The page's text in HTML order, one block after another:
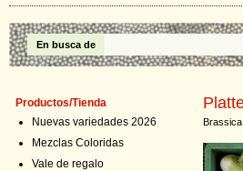
En busca de
Productos/Tienda
Nuevas variedades 2026
Mezclas Coloridas
Vale de regalo